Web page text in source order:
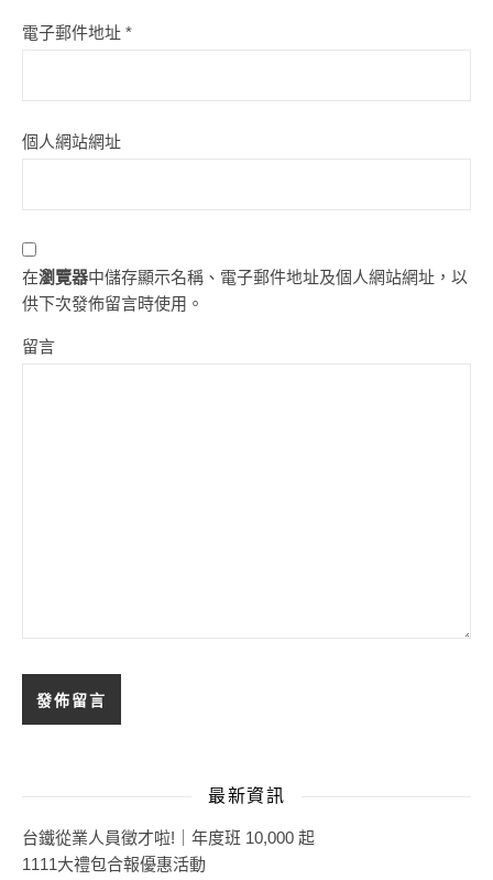
電子郵件地址 *
個人網站網址
在瀏覽器中儲存顯示名稱、電子郵件地址及個人網站網址，以
供下次發佈留言時使用。
留言
最新資訊
台鐵從業人員徵才啦!｜年度班 10,000 起
1111大禮包合報優惠活動